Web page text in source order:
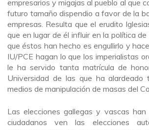
empresarios y migajas al pueblo al que
futuro tamaño dispendio a favor de la
empresas. Resulta que el erudito
que en lugar de él influir en la política
que éstos han hecho es engullirlo y
IU/PCE hagan lo que los imperialistas
le ha servido tanta matrícula de
Universidad de las que ha
medios de manipulación de masas del
Las elecciones gallegas y vascas
ciudadanos ven las elecciones